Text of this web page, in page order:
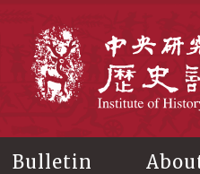
Bulletin